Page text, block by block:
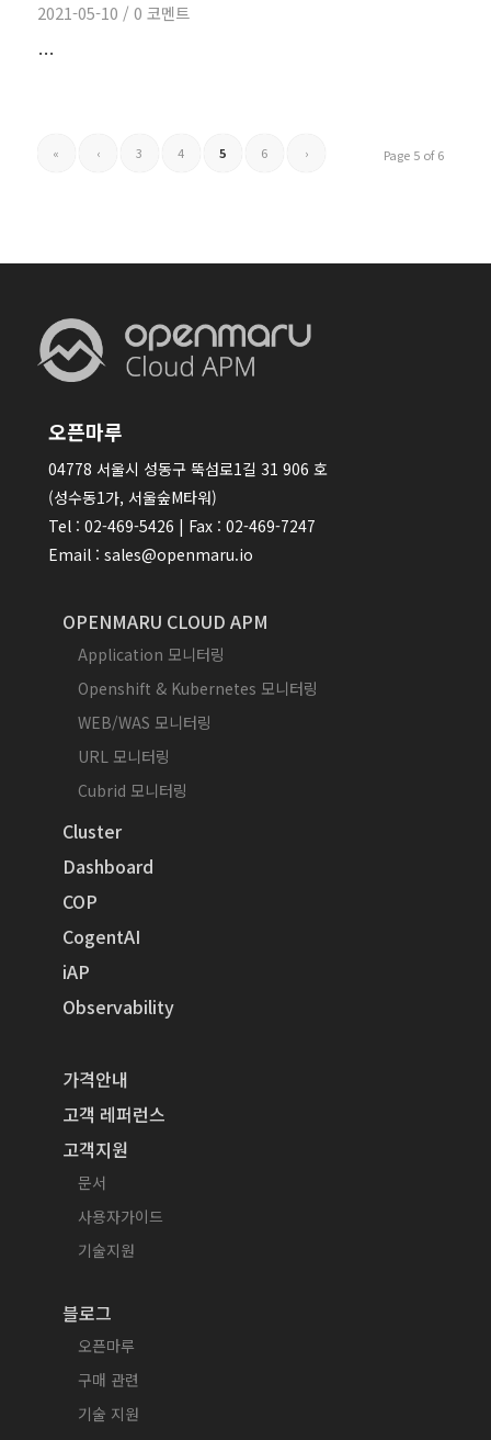
2021-05-10 / 0 코멘트
…
Page 5 of 6
« ‹ 3 4 5 6 ›
오픈마루
04778 서울시 성동구 뚝섬로1길 31 906 호
(성수동1가, 서울숲M타워)
Tel : 02-469-5426 | Fax : 02-469-7247
Email : sales@openmaru.io
OPENMARU CLOUD APM
Application 모니터링
Openshift & Kubernetes 모니터링
WEB/WAS 모니터링
URL 모니터링
Cubrid 모니터링
Cluster
Dashboard
COP
CogentAI
iAP
Observability
가격안내
고객 레퍼런스
고객지원
문서
사용자가이드
기술지원
블로그
오픈마루
구매 관련
기술 지원